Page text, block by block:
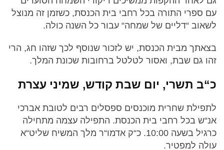
עם ספרי התורה בכל רחבי בית הכנסת, כשזמן זה מנוצל
לשאוב “דליים של שמחה“ עבור כל השנה כולה.
בצאתך מבית הכנסת, יש לזכור שנוסף לכך שזהו חג, הרי
זהו גם שבת, ואסור לטלטל ברחובות שכונת המלך.
כ“ב תשרי, יום שבת קודש, שמיני עצרת
לתפילת שחרית מוכנסים ספסלים רבים לטובת אברכי
אנ“ש בכל רחבי בית הכנסת. התפילה עצמה מתחילה
כרגיל בשעה 10:00. כ“ק אדמו“ר מלך המשיח שליט“א
עולה למפטיר.